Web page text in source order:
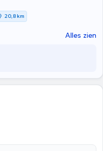
20,8 km
Alles zien